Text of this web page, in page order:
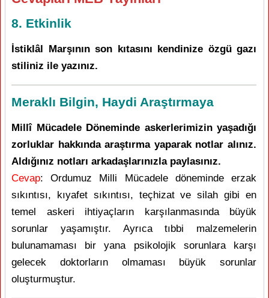
8. Etkinlik
İstiklâl Marşının son kıtasını kendinize özgü gazı
stiliniz ile yazınız.
Meraklı Bilgin, Haydi Araştırmaya
Millî Mücadele Döneminde askerlerimizin yaşadığı
zorluklar hakkında araştırma yaparak notlar alınız.
Aldığınız notları arkadaşlarınızla paylasınız.
Cevap: Ordumuz Milli Mücadele döneminde erzak
sıkıntısı, kıyafet sıkıntısı, teçhizat ve silah gibi en
temel askeri ihtiyaçların karşılanmasında büyük
sorunlar yaşamıştır. Ayrıca tıbbi malzemelerin
bulunamaması bir yana psikolojik sorunlara karşı
gelecek doktorların olmaması büyük sorunlar
oluşturmuştur.